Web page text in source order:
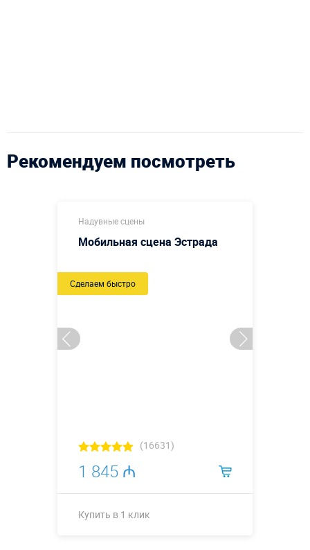
Рекомендуем посмотреть
Надувные сцены
Мобильная сцена Эстрада
Сделаем быстро
(16631)
1 845 ₼
Купить в 1 клик